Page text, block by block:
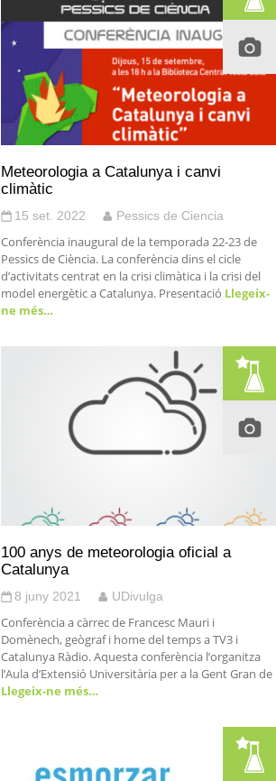
Meteorologia a Catalunya i canvi
climàtic
15 set. 2022 Pessics de Ciencia
Conferència inaugural de la temporada 22-23 de
Pessics de Ciència. La conferència dins el cicle
d’activitats centrat en la crisi climàtica i la crisi del
model energètic a Catalunya. Presentació Llegeix-
ne més…
100 anys de meteorologia oficial a
Catalunya
8 juny 2021 UDivulga
Conferència a càrrec de Francesc Mauri i
Domènech, geògraf i home del temps a TV3 i
Catalunya Ràdio. Aquesta conferència l’organitza
l’Aula d’Extensió Universitària per a la Gent Gran de
Llegeix-ne més…